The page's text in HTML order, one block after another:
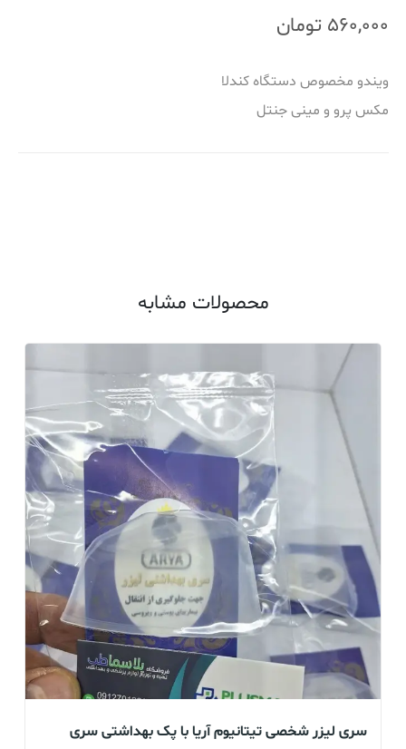
560,000 تومان
ویندو مخصوص دستگاه کندلا
مکس پرو و مینی جنتل
محصولات مشابه
سری لیزر شخصی تیتانیوم آریا با پک بهداشتی سری